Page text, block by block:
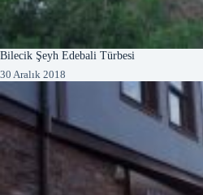
Bilecik Şeyh Edebali Türbesi
30 Aralık 2018